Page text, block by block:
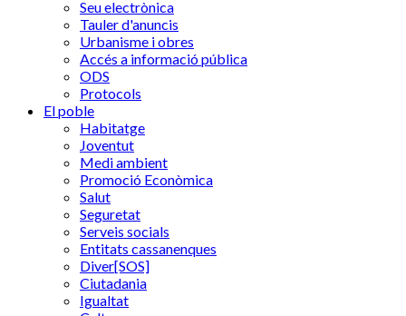
Seu electrònica
Tauler d'anuncis
Urbanisme i obres
Accés a informació pública
ODS
Protocols
El poble
Habitatge
Joventut
Medi ambient
Promoció Econòmica
Salut
Seguretat
Serveis socials
Entitats cassanenques
Diver[SOS]
Ciutadania
Igualtat